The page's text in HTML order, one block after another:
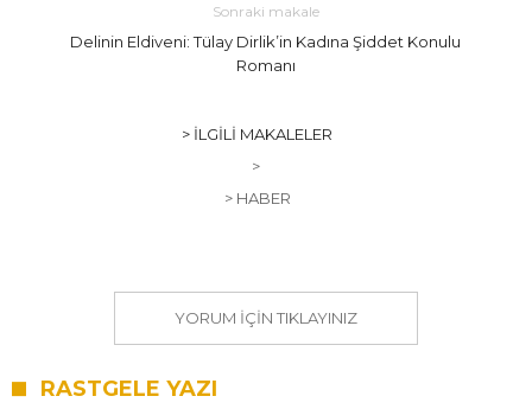
Sonraki makale
Delinin Eldiveni: Tülay Dirlik’in Kadına Şiddet Konulu
Romanı
> İLGILI MAKALELER
>
> HABER
YORUM IÇIN TIKLAYINIZ
RASTGELE YAZI